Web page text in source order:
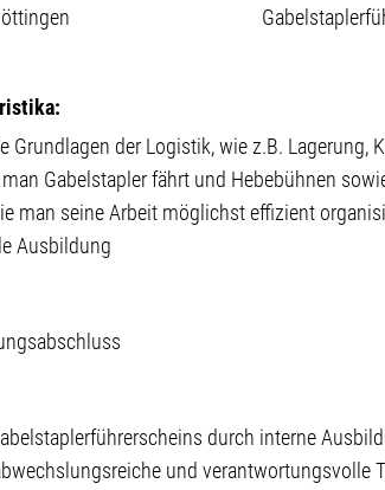
Grundlagen der Logistik, wie z.B.
Gabelstapler fährt und Hebebühnen
man seine Arbeit möglichst effizient
Ausbildung
durch interne
und verantwortungsvolle